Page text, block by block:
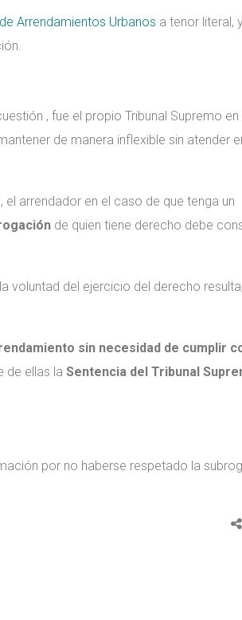
Arrendamientos Urbanos a tenor literal,
, fue el propio Tribunal Supremo en
de manera inflexible sin atender
arrendador en el caso de que tenga un
de quien tiene derecho debe
voluntad del ejercicio del derecho
sin necesidad de cumplir
de ellas la Sentencia del Tribunal
por no haberse respetado la